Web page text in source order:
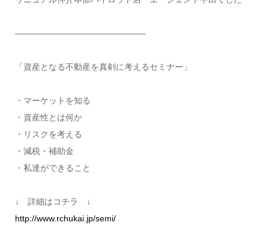
———————————————–
「資産となる不動産を真剣に考えるセミナー」
・マーケットを知る
・資産性とは何か
・リスクを考える
・減税・補助金
・私達ができること
↓ 詳細はコチラ ↓
http://www.rchukai.jp/semi/